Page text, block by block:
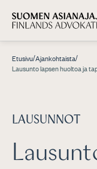
Etusivu/Ajankohtaista/
Lausunto lapsen huoltoa ja
LAUSUNNOT